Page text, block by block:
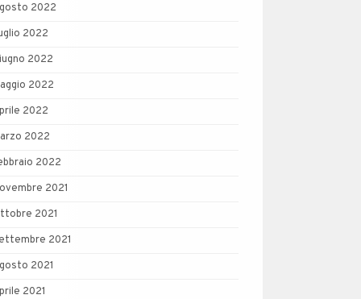
2022
2022
2022
2022
2022
2022
2022
2021
2021
2021
2021
2021